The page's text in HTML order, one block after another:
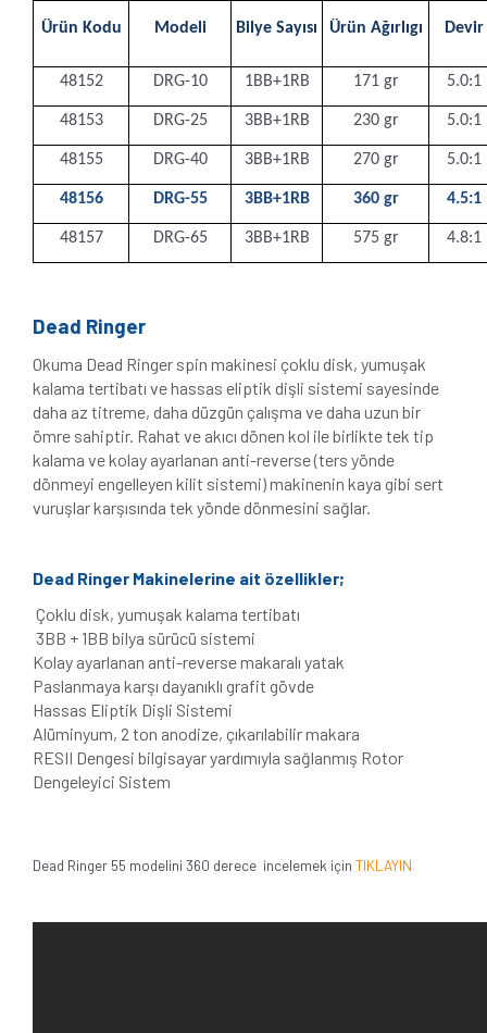
Ürün Kodu Modeli Bilye Sayısı Ürün Ağırlıgı Devir
48152 DRG-10 1BB+1RB 171 gr 5.0:1
48153 DRG-25 3BB+1RB 230 gr 5.0:1
48155 DRG-40 3BB+1RB 270 gr 5.0:1
48156 DRG-55 3BB+1RB 360 gr 4.5:1
48157 DRG-65 3BB+1RB 575 gr 4.8:1
Dead Ringer
Okuma Dead Ringer spin makinesi çoklu disk, yumuşak
kalama tertibatı ve hassas eliptik dişli sistemi sayesinde
daha az titreme, daha düzgün çalışma ve daha uzun bir
ömre sahiptir. Rahat ve akıcı dönen kol ile birlikte tek tip
kalama ve kolay ayarlanan anti-reverse (ters yönde
dönmeyi engelleyen kilit sistemi) makinenin kaya gibi sert
vuruşlar karşısında tek yönde dönmesini sağlar.
Dead Ringer Makinelerine ait özellikler;
Çoklu disk, yumuşak kalama tertibatı
3BB + 1BB bilya sürücü sistemi
Kolay ayarlanan anti-reverse makaralı yatak
Paslanmaya karşı dayanıklı grafit gövde
Hassas Eliptik Dişli Sistemi
Alüminyum, 2 ton anodize, çıkarılabilir makara
RESII Dengesi bilgisayar yardımıyla sağlanmış Rotor
Dengeleyici Sistem
Dead Ringer 55 modelini 360 derece incelemek için TIKLAYIN